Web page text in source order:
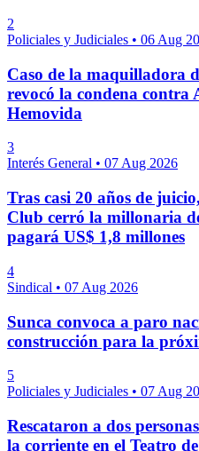
2
Policiales y Judiciales • 06 Aug
Caso de la maquilladora
revocó la condena contra
Hemovida
3
Interés General • 07 Aug 2026
Tras casi 20 años de
Club cerró la millonaria
pagará US$ 1,8 millones
4
Sindical • 07 Aug 2026
Sunca convoca a paro
construcción para la
5
Policiales y Judiciales • 07 Aug
Rescataron a dos
la corriente en el Teatro